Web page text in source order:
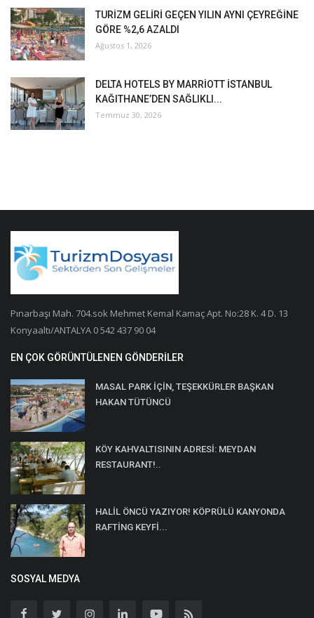
TURİZM GELİRİ GEÇEN YILIN AYNI ÇEYREĞİNE
GÖRE %2,6 AZALDI
Ağustos 1, 2026
DELTA HOTELS BY MARRİOTT İSTANBUL
KAĞITHANE’DEN SAĞLIKLI...
Temmuz 30, 2026
Pınarbaşı Mah. 704.sok Mehmet Kemal Kamaç Apt. No:28 K. 4 D. 13
Konyaaltı/ANTALYA 0 542 437 90 04
EN ÇOK GÖRÜNTÜLENEN GÖNDERILER
MASAL PARK İÇİN, TEŞEKKÜRLER BAŞKAN
HAKAN TÜTÜNCÜ
KÖY KAHVALTISININ ADRESİ: MEYDAN
RESTAURANT!..
HALİL ÖNCÜ YAZIYOR! KÖPRÜLÜ KANYONDA
RAFTİNG KEYFİ...
SOSYAL MEDYA